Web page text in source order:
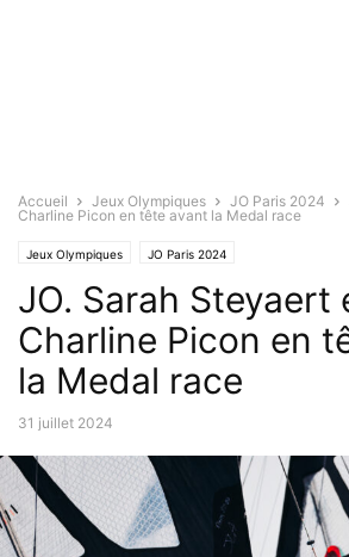
Accueil Jeux Olympiques JO Paris 2024
Charline Picon en tête avant la Medal race
Jeux Olympiques JO Paris 2024
JO. Sarah Steyaert
Charline Picon en
la Medal race
31 juillet 2024